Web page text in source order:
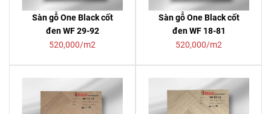
Sàn gỗ One Black cốt
đen WF 29-92
520,000/m2
Sàn gỗ One Black cốt
đen WF 18-81
520,000/m2